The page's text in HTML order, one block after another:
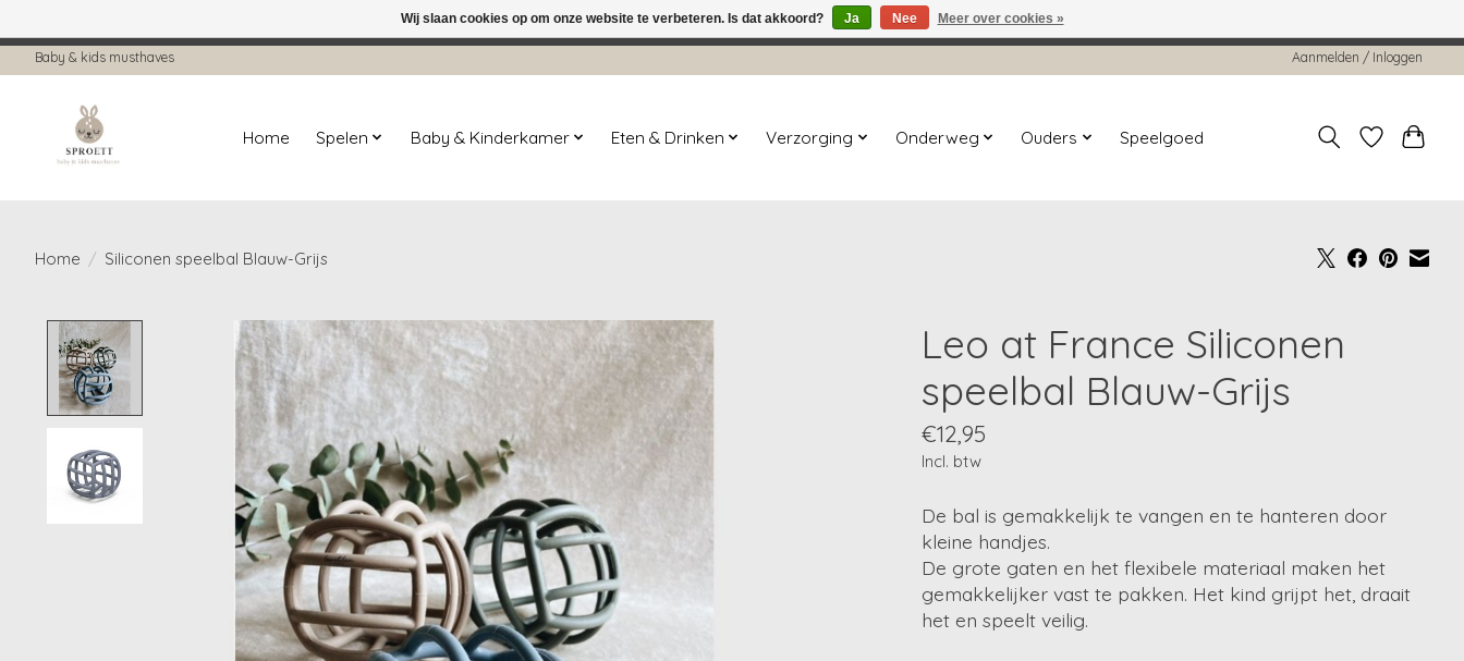
Baby & kids musthaves Aanmelden / Inloggen
Home Spelen Baby & Kinderkamer Eten & Drinken Verzorging Onderweg Ouders Speelgoed
Home / Siliconen speelbal Blauw-Grijs
Product image slideshow Items
Leo at France Siliconen
speelbal Blauw-Grijs
€12,95
Incl. btw
De bal is gemakkelijk te vangen en te hanteren door
kleine handjes.
De grote gaten en het flexibele materiaal maken het
gemakkelijker vast te pakken. Het kind grijpt het, draait
het en speelt veilig.
Wij slaan cookies op om onze website te verbeteren. Is dat akkoord? Ja Nee Meer over cookies »
← Keer terug naar de backofficeDeze winkel is in aanbouw. Eventueel geplaatste orders zullen niet worden gehonoreerd of verwerkt.